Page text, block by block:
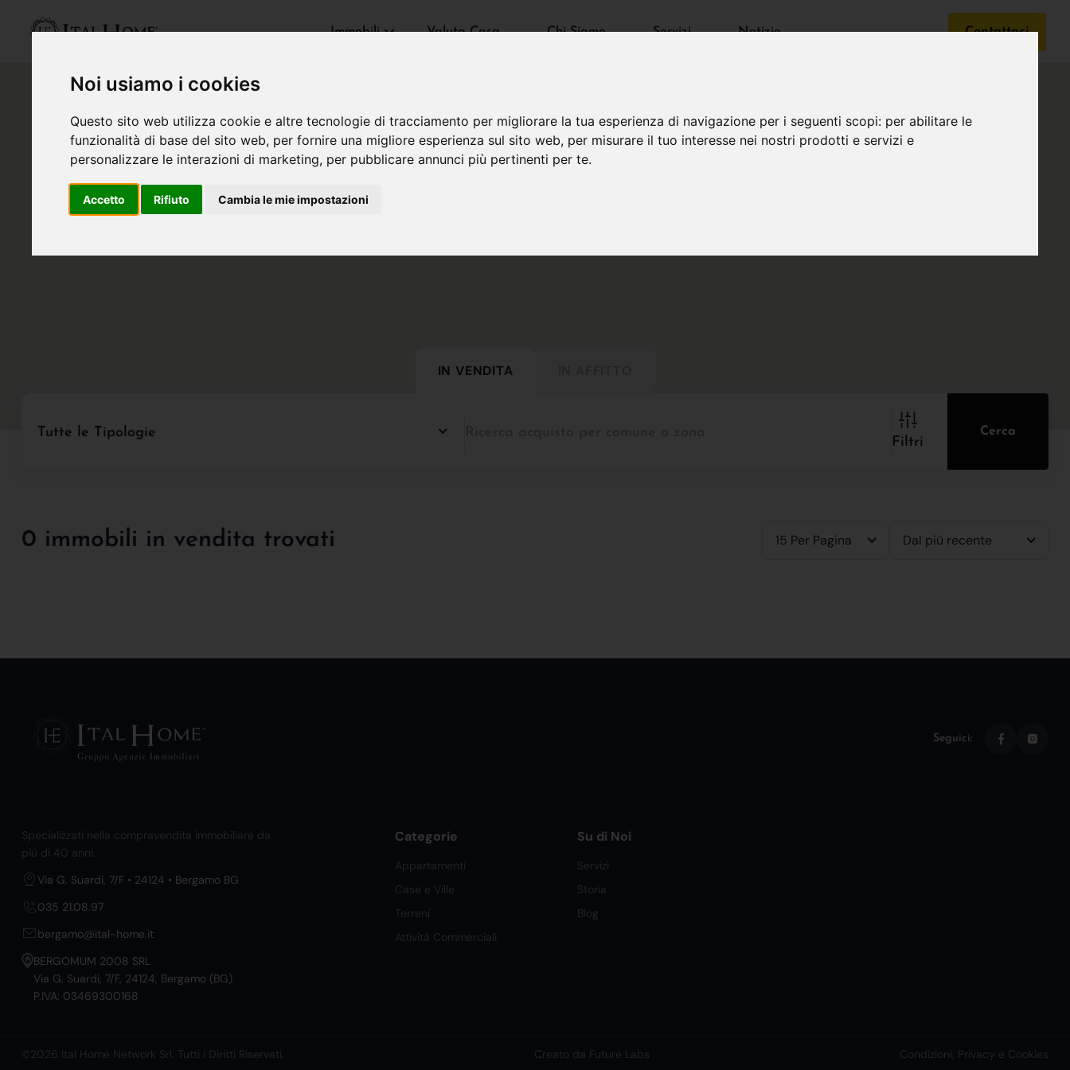
Noi usiamo i cookies
Questo sito web utilizza cookie e altre tecnologie di tracciamento per migliorare la tua esperienza di navigazione per i seguenti scopi: per abilitare le
funzionalità di base del sito web, per fornire una migliore esperienza sul sito web, per misurare il tuo interesse nei nostri prodotti e servizi e
personalizzare le interazioni di marketing, per pubblicare annunci più pertinenti per te.
Accetto Rifiuto Cambia le mie impostazioni
Immobili Valuta Casa Chi Siamo Servizi Notizie Contattaci
IN VENDITA
Tutte le Tipologie
Filtri
Cerca
0 immobili in vendita trovati 15 Per Pagina Dal più recente
Seguici:
Specializzati nella compravendita immobiliare da
più di 40 anni.
Via G. Suardi, 7/F • 24124 • Bergamo BG
035 21.08.97
bergamo@ital-home.it
BERGOMUM 2008 SRL
Via G. Suardi, 7/F, 24124, Bergamo (BG)
P.IVA: 03469300168
Categorie
Appartamenti
Case e Ville
Terreni
Attività Commerciali
Su di Noi
Servizi
Storia
Blog
©2026 Ital Home Network Srl. Tutti i Diritti Riservati. Creato da Future Labs Condizioni, Privacy e Cookies